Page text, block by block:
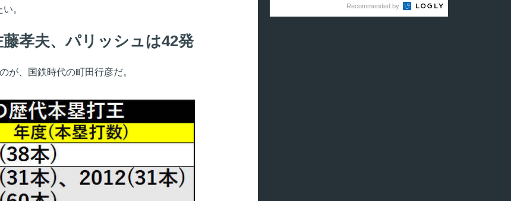
。
孝夫、パリッシュは42発
が、国鉄時代の町田行彦だ。
Recommended by